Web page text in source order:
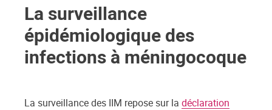
La surveillance
épidémiologique des
infections à méningocoque
La surveillance des IIM repose sur la déclaration